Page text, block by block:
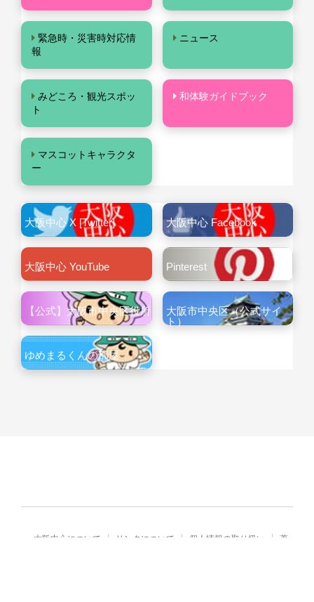
緊急時・災害時対応情
報
ニュース
みどころ・観光スポッ
ト
和体験ガイドブック
マスコットキャラクタ
ー
大阪中心 X [Twitter] 大阪中心 Facebook
大阪中心 YouTube Pinterest
【公式】大阪市中央区役所
大阪市中央区（公式サイ
ト）
ゆめまるくんの部屋
大阪中心について リンクについて 個人情報の取り扱い
著